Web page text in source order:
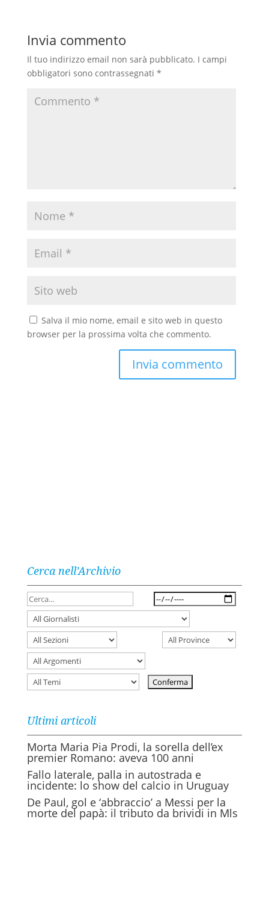
k
p
m
d
i
Invia commento
Il tuo indirizzo email non sarà pubblicato. I campi
obbligatori sono contrassegnati *
Salva il mio nome, email e sito web in questo
browser per la prossima volta che commento.
Cerca nell’Archivio
Ultimi articoli
Morta Maria Pia Prodi, la sorella dell’ex
premier Romano: aveva 100 anni
Fallo laterale, palla in autostrada e
incidente: lo show del calcio in Uruguay
De Paul, gol e ‘abbraccio’ a Messi per la
morte del papà: il tributo da brividi in Mls